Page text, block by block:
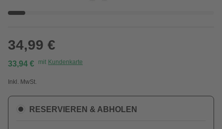
34,99 €
33,94 € mit Kundenkarte
Inkl. MwSt.
RESERVIEREN & ABHOLEN